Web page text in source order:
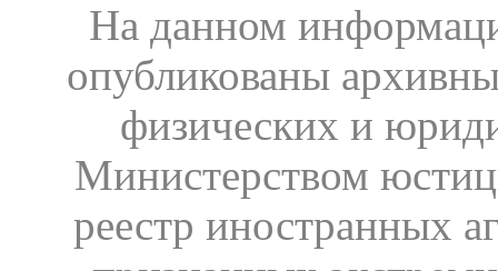
На данном
опубликованы
физических и
Министерством
реестр иностранных